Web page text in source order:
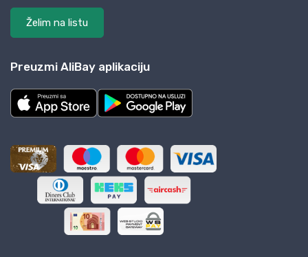
Želim na listu
Preuzmi AliBay aplikaciju